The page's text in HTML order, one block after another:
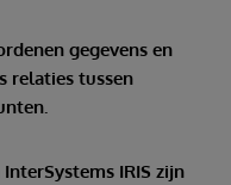
gegevens en
relaties tussen
IRIS zijn